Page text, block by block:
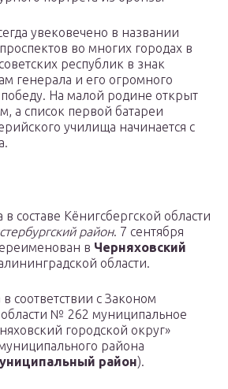
увековечено в названии
во многих городах в
республик в знак
генерала и его огромного
На малой родине открыт
а список первой батареи
училища начинается с
в составе Кёнигсбергской области
район. 7 сентября
в Черняховский
области.
соответствии с Законом
№ 262 муниципальное
городской округ»
района
район).